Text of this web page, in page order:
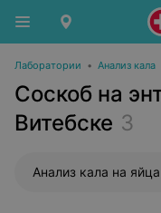
Лаборатории • Анализ кала
Соскоб на
Витебске 3
Анализ кала на